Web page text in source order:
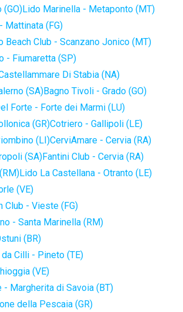
(GO)Lido Marinella - Metaponto (MT)
Mattinata (FG)
Beach Club - Scanzano Jonico (MT)
- Fiumaretta (SP)
Di Stabia (NA)
(SA)Bagno Tivoli - Grado (GO)
Forte - Forte dei Marmi (LU)
(GR)Cotriero - Gallipoli (LE)
(LI)CerviAmare - Cervia (RA)
(SA)Fantini Club - Cervia (RA)
Lido La Castellana - Otranto (LE)
(VE)
Club - Vieste (FG)
- Santa Marinella (RM)
(BR)
Cilli - Pineto (TE)
(VE)
- Margherita di Savoia (BT)
della Pescaia (GR)